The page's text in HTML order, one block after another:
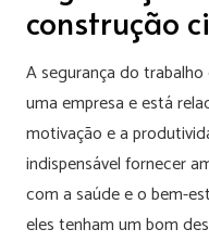
construção
A segurança do
uma empresa e está
motivação e a
indispensável fornecer
com a saúde e o bem-
eles tenham um bom